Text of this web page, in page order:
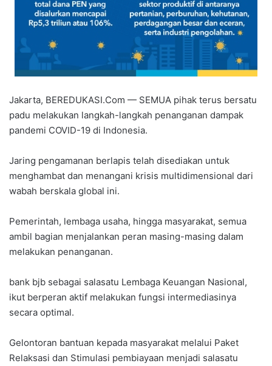
Jakarta, BEREDUKASI.Com — SEMUA pihak terus bersatu
padu melakukan langkah-langkah penanganan dampak
pandemi COVID-19 di Indonesia.
Jaring pengamanan berlapis telah disediakan untuk
menghambat dan menangani krisis multidimensional dari
wabah berskala global ini.
Pemerintah, lembaga usaha, hingga masyarakat, semua
ambil bagian menjalankan peran masing-masing dalam
melakukan penanganan.
bank bjb sebagai salasatu Lembaga Keuangan Nasional,
ikut berperan aktif melakukan fungsi intermediasinya
secara optimal.
Gelontoran bantuan kepada masyarakat melalui Paket
Relaksasi dan Stimulasi pembiayaan menjadi salasatu